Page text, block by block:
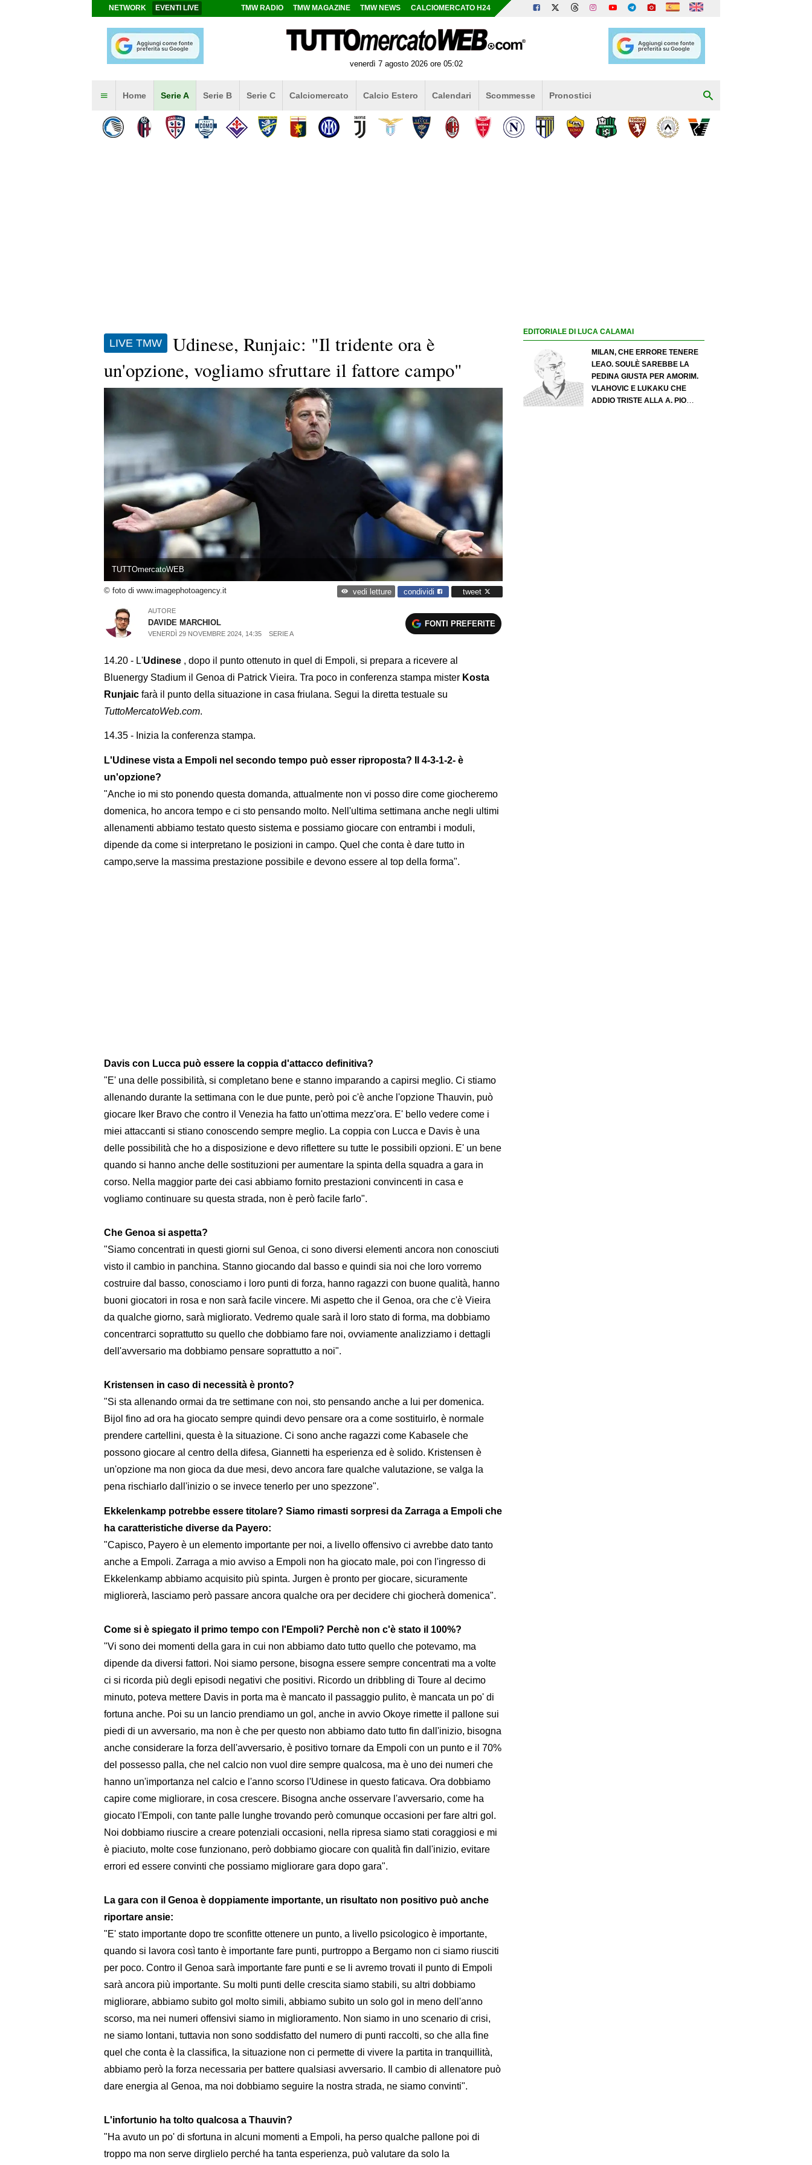
NETWORK EVENTI LIVE TMW RADIO TMW MAGAZINE TMW NEWS CALCIOMERCATO H24
venerdì 7 agosto 2026 ore 05:02
Home Serie A Serie B Serie C Calciomercato Calcio Estero Calendari Scommesse Pronostici
LIVE TMW
Udinese, Runjaic: "Il tridente ora è
un'opzione, vogliamo sfruttare il fattore campo"
TUTTOmercatoWEB
© foto di www.imagephotoagency.it vedi letture condividi tweet
AUTORE
DAVIDE MARCHIOL
VENERDÌ 29 NOVEMBRE 2024, 14:35 SERIE A
FONTI PREFERITE
14.20 - L'Udinese , dopo il punto ottenuto in quel di Empoli, si prepara a ricevere al
Bluenergy Stadium il Genoa di Patrick Vieira. Tra poco in conferenza stampa mister Kosta
Runjaic farà il punto della situazione in casa friulana. Segui la diretta testuale su
TuttoMercatoWeb.com.
14.35 - Inizia la conferenza stampa.
L'Udinese vista a Empoli nel secondo tempo può esser riproposta? Il 4-3-1-2- è
un'opzione?
"Anche io mi sto ponendo questa domanda, attualmente non vi posso dire come giocheremo
domenica, ho ancora tempo e ci sto pensando molto. Nell'ultima settimana anche negli ultimi
allenamenti abbiamo testato questo sistema e possiamo giocare con entrambi i moduli,
dipende da come si interpretano le posizioni in campo. Quel che conta è dare tutto in
campo,serve la massima prestazione possibile e devono essere al top della forma".
Davis con Lucca può essere la coppia d'attacco definitiva?
"E' una delle possibilità, si completano bene e stanno imparando a capirsi meglio. Ci stiamo
allenando durante la settimana con le due punte, però poi c'è anche l'opzione Thauvin, può
giocare Iker Bravo che contro il Venezia ha fatto un'ottima mezz'ora. E' bello vedere come i
miei attaccanti si stiano conoscendo sempre meglio. La coppia con Lucca e Davis è una
delle possibilità che ho a disposizione e devo riflettere su tutte le possibili opzioni. E' un bene
quando si hanno anche delle sostituzioni per aumentare la spinta della squadra a gara in
corso. Nella maggior parte dei casi abbiamo fornito prestazioni convincenti in casa e
vogliamo continuare su questa strada, non è però facile farlo".
Che Genoa si aspetta?
"Siamo concentrati in questi giorni sul Genoa, ci sono diversi elementi ancora non conosciuti
visto il cambio in panchina. Stanno giocando dal basso e quindi sia noi che loro vorremo
costruire dal basso, conosciamo i loro punti di forza, hanno ragazzi con buone qualità, hanno
buoni giocatori in rosa e non sarà facile vincere. Mi aspetto che il Genoa, ora che c'è Vieira
da qualche giorno, sarà migliorato. Vedremo quale sarà il loro stato di forma, ma dobbiamo
concentrarci soprattutto su quello che dobbiamo fare noi, ovviamente analizziamo i dettagli
dell'avversario ma dobbiamo pensare soprattutto a noi".
Kristensen in caso di necessità è pronto?
"Si sta allenando ormai da tre settimane con noi, sto pensando anche a lui per domenica.
Bijol fino ad ora ha giocato sempre quindi devo pensare ora a come sostituirlo, è normale
prendere cartellini, questa è la situazione. Ci sono anche ragazzi come Kabasele che
possono giocare al centro della difesa, Giannetti ha esperienza ed è solido. Kristensen è
un'opzione ma non gioca da due mesi, devo ancora fare qualche valutazione, se valga la
pena rischiarlo dall'inizio o se invece tenerlo per uno spezzone".
Ekkelenkamp potrebbe essere titolare? Siamo rimasti sorpresi da Zarraga a Empoli che
ha caratteristiche diverse da Payero:
"Capisco, Payero è un elemento importante per noi, a livello offensivo ci avrebbe dato tanto
anche a Empoli. Zarraga a mio avviso a Empoli non ha giocato male, poi con l'ingresso di
Ekkelenkamp abbiamo acquisito più spinta. Jurgen è pronto per giocare, sicuramente
migliorerà, lasciamo però passare ancora qualche ora per decidere chi giocherà domenica".
Come si è spiegato il primo tempo con l'Empoli? Perchè non c'è stato il 100%?
"Vi sono dei momenti della gara in cui non abbiamo dato tutto quello che potevamo, ma
dipende da diversi fattori. Noi siamo persone, bisogna essere sempre concentrati ma a volte
ci si ricorda più degli episodi negativi che positivi. Ricordo un dribbling di Toure al decimo
minuto, poteva mettere Davis in porta ma è mancato il passaggio pulito, è mancata un po' di
fortuna anche. Poi su un lancio prendiamo un gol, anche in avvio Okoye rimette il pallone sui
piedi di un avversario, ma non è che per questo non abbiamo dato tutto fin dall'inizio, bisogna
anche considerare la forza dell'avversario, è positivo tornare da Empoli con un punto e il 70%
del possesso palla, che nel calcio non vuol dire sempre qualcosa, ma è uno dei numeri che
hanno un'importanza nel calcio e l'anno scorso l'Udinese in questo faticava. Ora dobbiamo
capire come migliorare, in cosa crescere. Bisogna anche osservare l'avversario, come ha
giocato l'Empoli, con tante palle lunghe trovando però comunque occasioni per fare altri gol.
Noi dobbiamo riuscire a creare potenziali occasioni, nella ripresa siamo stati coraggiosi e mi
è piaciuto, molte cose funzionano, però dobbiamo giocare con qualità fin dall'inizio, evitare
errori ed essere convinti che possiamo migliorare gara dopo gara".
La gara con il Genoa è doppiamente importante, un risultato non positivo può anche
riportare ansie:
"E' stato importante dopo tre sconfitte ottenere un punto, a livello psicologico è importante,
quando si lavora così tanto è importante fare punti, purtroppo a Bergamo non ci siamo riusciti
per poco. Contro il Genoa sarà importante fare punti e se li avremo trovati il punto di Empoli
sarà ancora più importante. Su molti punti delle crescita siamo stabili, su altri dobbiamo
migliorare, abbiamo subito gol molto simili, abbiamo subito un solo gol in meno dell'anno
scorso, ma nei numeri offensivi siamo in miglioramento. Non siamo in uno scenario di crisi,
ne siamo lontani, tuttavia non sono soddisfatto del numero di punti raccolti, so che alla fine
quel che conta è la classifica, la situazione non ci permette di vivere la partita in tranquillità,
abbiamo però la forza necessaria per battere qualsiasi avversario. Il cambio di allenatore può
dare energia al Genoa, ma noi dobbiamo seguire la nostra strada, ne siamo convinti".
L'infortunio ha tolto qualcosa a Thauvin?
"Ha avuto un po' di sfortuna in alcuni momenti a Empoli, ha perso qualche pallone poi di
troppo ma non serve dirglielo perché ha tanta esperienza, può valutare da solo la
EDITORIALE DI LUCA CALAMAI
MILAN, CHE ERRORE TENERE
LEAO. SOULÈ SAREBBE LA
PEDINA GIUSTA PER AMORIM.
VLAHOVIC E LUKAKU CHE
ADDIO TRISTE ALLA A. PIO